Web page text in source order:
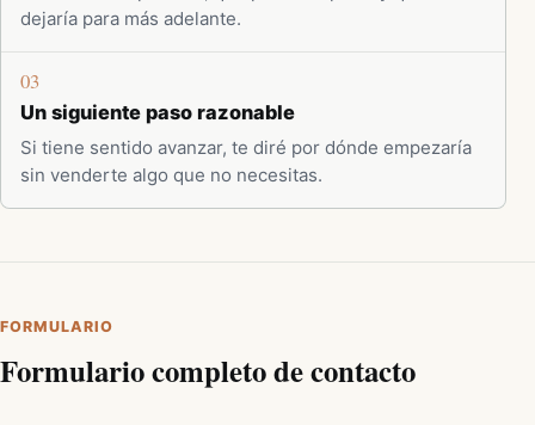
dejaría para más adelante.
03
Un siguiente paso razonable
Si tiene sentido avanzar, te diré por dónde empezaría
sin venderte algo que no necesitas.
FORMULARIO
Formulario completo de contacto